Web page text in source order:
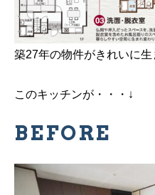
築27年の物件がきれいに生
このキッチンが・・・↓
BEFORE